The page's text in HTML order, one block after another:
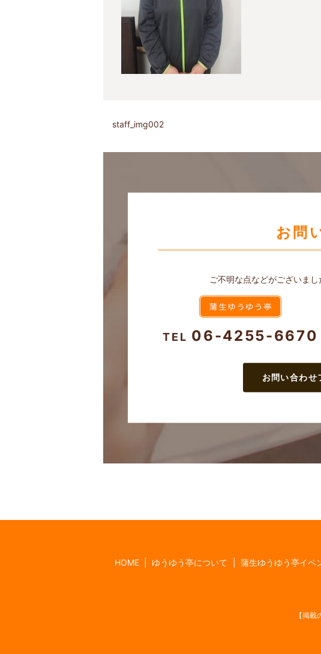
staff_img002
お問
ご不明な点などがございまし
TEL 06-4255-6670
お問い合わせ
HOME ゆうゆう亭について 蒲生ゆうゆう亭イベ
【掲